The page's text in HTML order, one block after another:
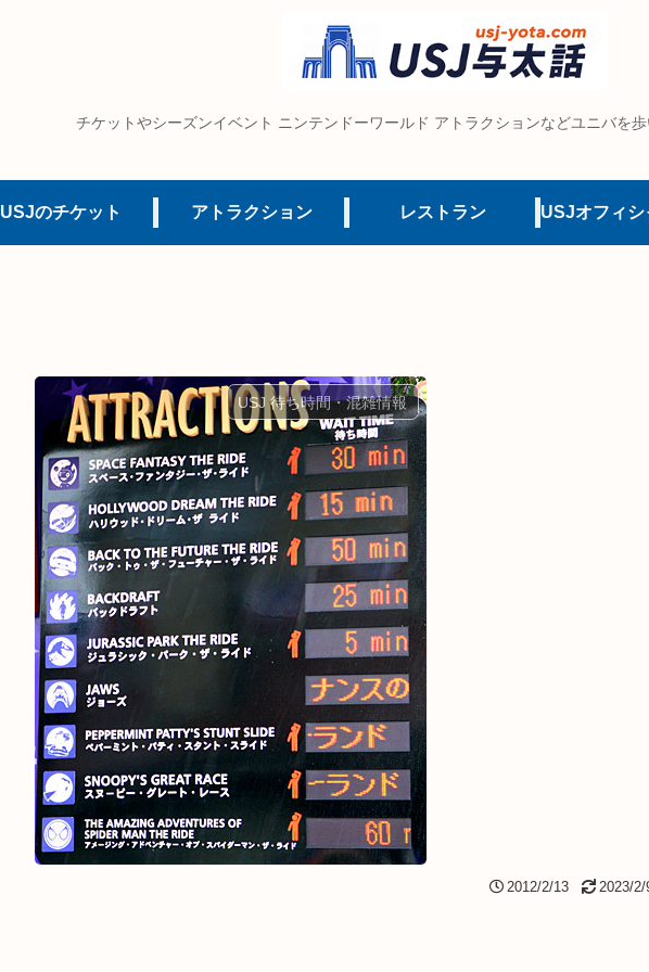
チケットやシーズンイベント ニンテンドーワールド アトラクションなどユニバを
USJのチケット アトラクション レストラン
USJ 待ち時間・混雑情報
2012/2/13 2023/2/